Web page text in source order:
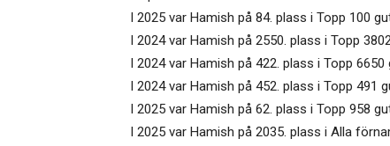
I 2025 var Hamish på 84. plass i Topp 100
I 2024 var Hamish på 2550. plass i Topp
I 2024 var Hamish på 422. plass i Topp
I 2024 var Hamish på 452. plass i Topp 491
I 2025 var Hamish på 62. plass i Topp 958
I 2025 var Hamish på 2035. plass i Alla